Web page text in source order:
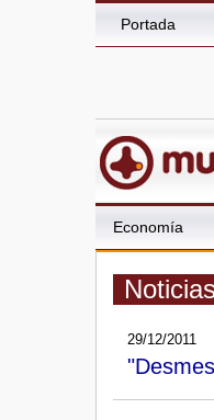
Portada
Economía
29/12/2011